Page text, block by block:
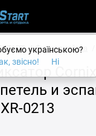
Фитнес и йога
и
0213
українською?
звісно!
Ні